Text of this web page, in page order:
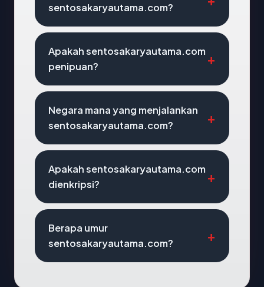
sentosakaryautama.com?
Apakah sentosakaryautama.com
penipuan?
Negara mana yang menjalankan
sentosakaryautama.com?
Apakah sentosakaryautama.com
dienkripsi?
Berapa umur
sentosakaryautama.com?